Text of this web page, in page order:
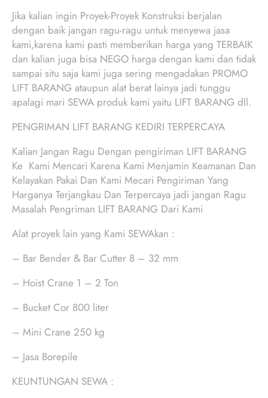
Jika kalian ingin Proyek-Proyek Konstruksi berjalan
dengan baik jangan ragu-ragu untuk menyewa jasa
kami,karena kami pasti memberikan harga yang TERBAIK
dan kalian juga bisa NEGO harga dengan kami dan tidak
sampai situ saja kami juga sering mengadakan PROMO
LIFT BARANG ataupun alat berat lainya jadi tunggu
apalagi mari SEWA produk kami yaitu LIFT BARANG dll.
PENGRIMAN LIFT BARANG KEDIRI TERPERCAYA
Kalian Jangan Ragu Dengan pengiriman LIFT BARANG
Ke Kami Mencari Karena Kami Menjamin Keamanan Dan
Kelayakan Pakai Dan Kami Mecari Pengiriman Yang
Harganya Terjangkau Dan Terpercaya jadi jangan Ragu
Masalah Pengriman LIFT BARANG Dari Kami
Alat proyek lain yang Kami SEWAkan :
– Bar Bender & Bar Cutter 8 – 32 mm
– Hoist Crane 1 – 2 Ton
– Bucket Cor 800 liter
– Mini Crane 250 kg
– Jasa Borepile
KEUNTUNGAN SEWA :